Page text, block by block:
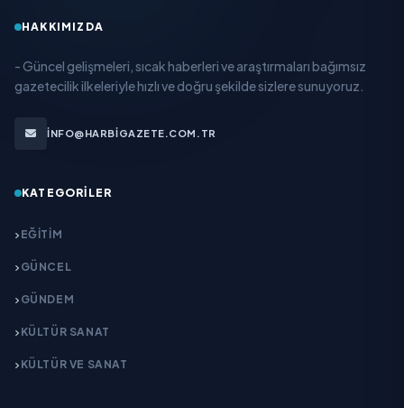
HAKKIMIZDA
- Güncel gelişmeleri, sıcak haberleri ve araştırmaları bağımsız
gazetecilik ilkeleriyle hızlı ve doğru şekilde sizlere sunuyoruz.
INFO@HARBIGAZETE.COM.TR
KATEGORILER
EĞITIM
GÜNCEL
GÜNDEM
KÜLTÜR SANAT
KÜLTÜR VE SANAT